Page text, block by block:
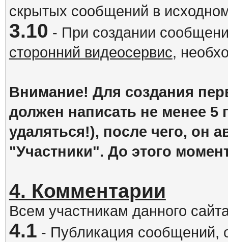
скрытых сообщений в
3.10 - При создании
сторонний видеосервис,
Внимание! Для создания
должен написать не менее
удаляться!), после чего, он
"Участники". До этого
4. Комментарии
Всем участникам данного
4.1 - Публикация сообщений,